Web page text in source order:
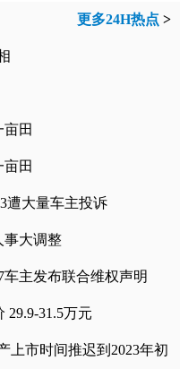
更多24H热点 >
田
田
遭大量车主投诉
事大调整
主发布联合维权声明
29.9-31.5万元
上市时间推迟到2023年初